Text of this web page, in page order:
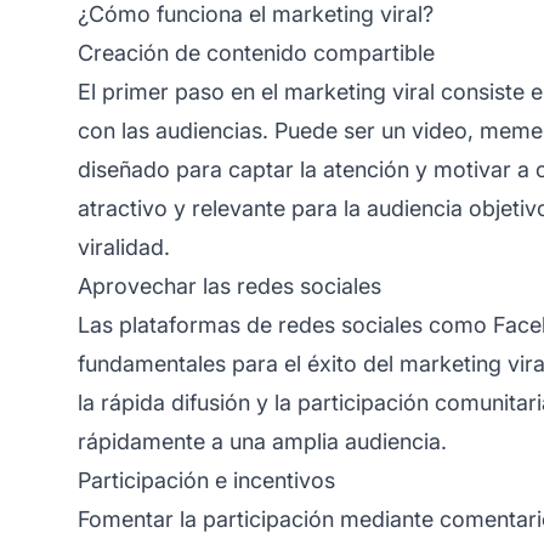
¿Cómo funciona el marketing viral?
Creación de contenido compartible
El primer paso en el marketing viral consiste
con las audiencias. Puede ser un video,
diseñado para captar la atención y motivar a
atractivo y relevante para la audiencia
viralidad.
Aprovechar las redes sociales
Las plataformas de redes sociales como
fundamentales para el éxito del marketing
la rápida difusión y la participación
rápidamente a una amplia audiencia.
Participación e incentivos
Fomentar la participación mediante